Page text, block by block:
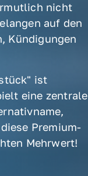
nicht
auf den
Kündigungen
ist
eine zentrale
Premium-
Mehrwert!